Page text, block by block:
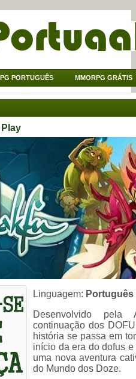
PORTUGUÊS MMORPG GRÁTIS
PARA CRIANÇAS MMO DE SPORT
Play
Linguagem: Português
Desenvolvido
continuação dos
história se passa em
início da era do dofus
uma nova aventura
do Mundo dos Doze.